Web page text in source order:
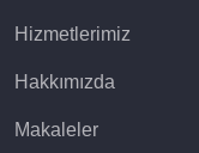
Hizmetlerimiz
Hakkımızda
Makaleler